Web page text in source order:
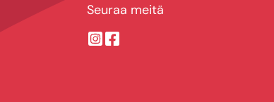
Seuraa meitä
Suonenjoen kaupungin Instragram
Suonenjoen kaupungin Facebook